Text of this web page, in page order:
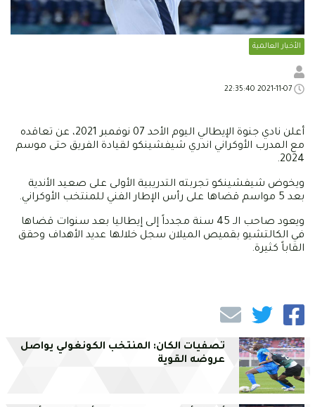
الأخبار العالمية
أعلن نادي جنوة الإيطالي اليوم الأحد 07 نوفمبر 2021، عن تعاقده
مع المدرب الأوكراني اندري شيفشينكو لقيادة الفريق حتى موسم
2024.
ويخوض شيفشينكو تجربته التدريبية الأولى على صعيد الأندية
بعد 5 مواسم قضاها على رأس الإطار الفني للمنتخب الأوكراني.
ويعود صاحب الـ 45 سنة مجدداً إلى إيطاليا بعد سنوات قضاها
في الكالتشيو بقميص الميلان سجل خلالها عديد الأهداف وحقق
القاباً كثيرة.
تصفيات الكان: المنتخب الكونغولي يواصل
عروضه القوية